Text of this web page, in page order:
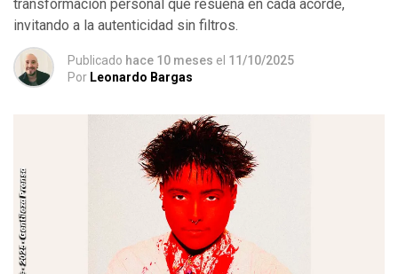
transformación personal que resuena en cada acorde,
invitando a la autenticidad sin filtros.
Publicado hace 10 meses el 11/10/2025
Por Leonardo Bargas